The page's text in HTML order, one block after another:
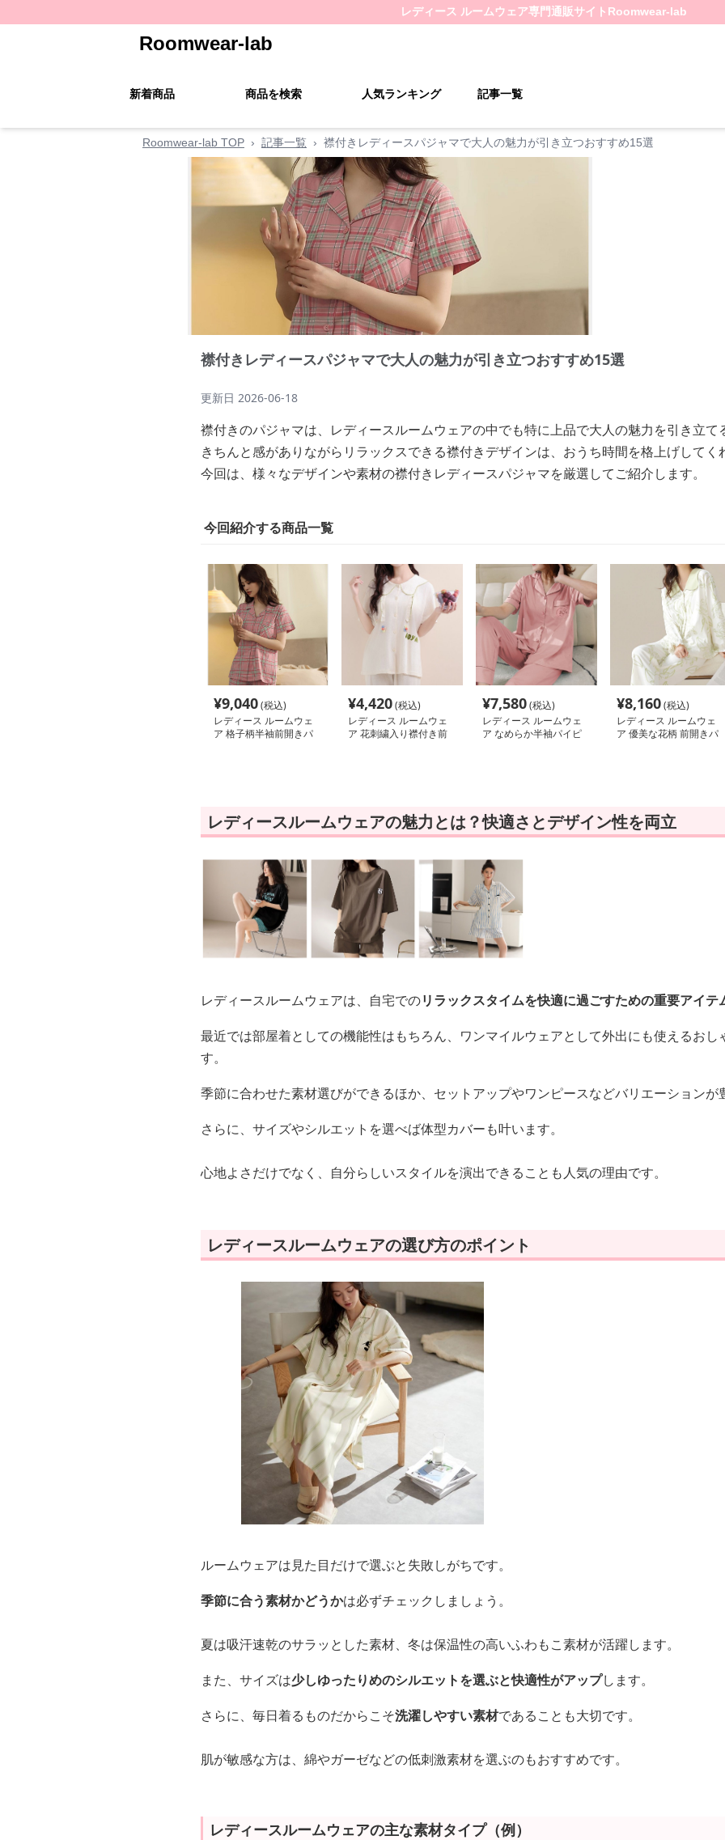
レディース ルームウェア専門通販サイト Roomwear-lab
Roomwear-lab
新着商品 商品を検索 人気ランキング 記事一覧
Roomwear-lab TOP › 記事一覧 › 襟付きレディースパジャマで大人の魅力が引き立つおすすめ15選
襟付きレディースパジャマで大人の魅力が引き立つおすすめ15選
更新日 2026-06-18
襟付きのパジャマは、レディースルームウェアの中でも特に上品で大人の魅力を引き立て
きちんと感がありながらリラックスできる襟付きデザインは、おうち時間を格上げしてく
今回は、様々なデザインや素材の襟付きレディースパジャマを厳選してご紹介します。
今回紹介する商品一覧
¥9,040(税込)
レディース ルームウェ
ア 格子柄半袖前開きパ
¥4,420(税込)
レディース ルームウェ
ア 花刺繍入り襟付き前
¥7,580(税込)
レディース ルームウェ
ア なめらか半袖パイピ
¥8,160(税込)
レディース ルームウェ
ア 優美な花柄 前開きパ
レディースルームウェアの魅力とは？快適さとデザイン性を両立
レディースルームウェアは、自宅でのリラックスタイムを快適に過ごすための重要アイテ
最近では部屋着としての機能性はもちろん、ワンマイルウェアとして外出にも使えるお
す。
季節に合わせた素材選びができるほか、セットアップやワンピースなどバリエーションが
さらに、サイズやシルエットを選べば体型カバーも叶います。
心地よさだけでなく、自分らしいスタイルを演出できることも人気の理由です。
レディースルームウェアの選び方のポイント
ルームウェアは見た目だけで選ぶと失敗しがちです。
季節に合う素材かどうかは必ずチェックしましょう。
夏は吸汗速乾のサラッとした素材、冬は保温性の高いふわもこ素材が活躍します。
また、サイズは少しゆったりめのシルエットを選ぶと快適性がアップします。
さらに、毎日着るものだからこそ洗濯しやすい素材であることも大切です。
肌が敏感な方は、綿やガーゼなどの低刺激素材を選ぶのもおすすめです。
レディースルームウェアの主な素材タイプ（例）